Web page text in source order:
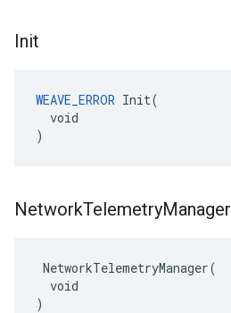
Init
WEAVE_ERROR Init(
  void
)
NetworkTelemetryManager
NetworkTelemetryManager(
  void
)